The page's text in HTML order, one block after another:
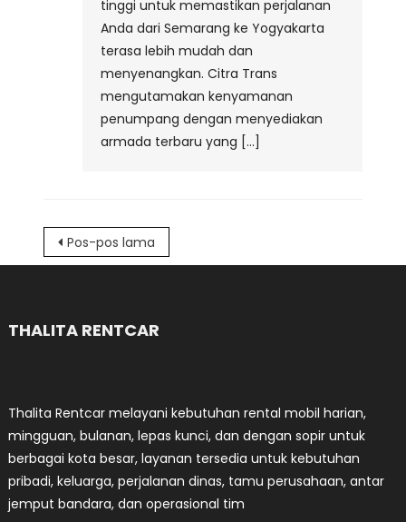
tinggi untuk memastikan perjalanan
Anda dari Semarang ke Yogyakarta
terasa lebih mudah dan
menyenangkan. Citra Trans
mengutamakan kenyamanan
penumpang dengan menyediakan
armada terbaru yang […]
Navigasi
pos
Pos-pos lama
THALITA RENTCAR
Thalita Rentcar melayani kebutuhan rental mobil harian,
mingguan, bulanan, lepas kunci, dan dengan sopir untuk
berbagai kota besar, layanan tersedia untuk kebutuhan
pribadi, keluarga, perjalanan dinas, tamu perusahaan, antar
jemput bandara, dan operasional tim